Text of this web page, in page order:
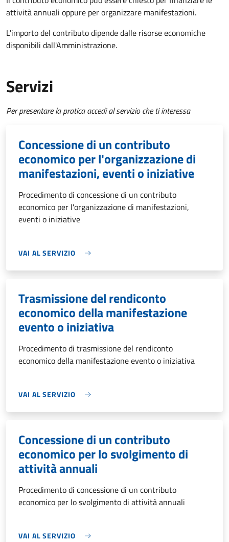
attività annuali oppure per organizzare manifestazioni.
L'importo del contributo dipende dalle risorse economiche
disponibili dall'Amministrazione.
Servizi
Per presentare la pratica accedi al servizio che ti interessa
Concessione di un contributo
economico per l'organizzazione di
manifestazioni, eventi o iniziative
Procedimento di concessione di un contributo
economico per l'organizzazione di manifestazioni,
eventi o iniziative
VAI AL SERVIZIO
Trasmissione del rendiconto
economico della manifestazione
evento o iniziativa
Procedimento di trasmissione del rendiconto
economico della manifestazione evento o iniziativa
VAI AL SERVIZIO
Concessione di un contributo
economico per lo svolgimento di
attività annuali
Procedimento di concessione di un contributo
economico per lo svolgimento di attività annuali
VAI AL SERVIZIO